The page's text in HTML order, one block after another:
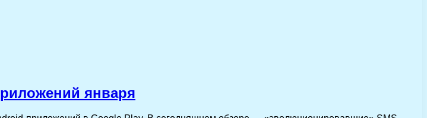
января